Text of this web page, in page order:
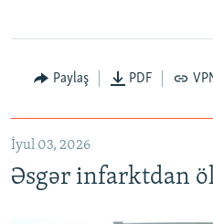
Auto 240p
720p
Paylaş PDF
İyul 03, 2026
Əsgər infarktdan